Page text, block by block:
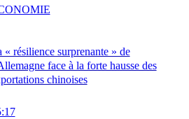
« résilience surprenante » de
face à la forte hausse des
chinoises